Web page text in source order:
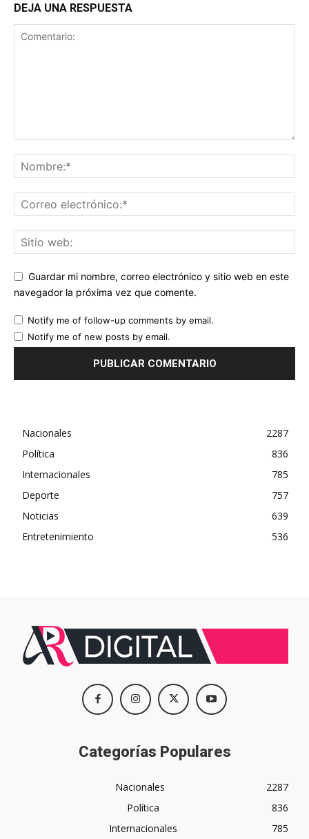
DEJA UNA RESPUESTA
Guardar mi nombre, correo electrónico y sitio web en este
navegador la próxima vez que comente.
Notify me of follow-up comments by email.
Notify me of new posts by email.
Nacionales
2287
Política
836
Internacionales
785
Deporte
757
Noticias
639
Entretenimiento
536
Categorías Populares
Nacionales
2287
Política
836
Internacionales
785